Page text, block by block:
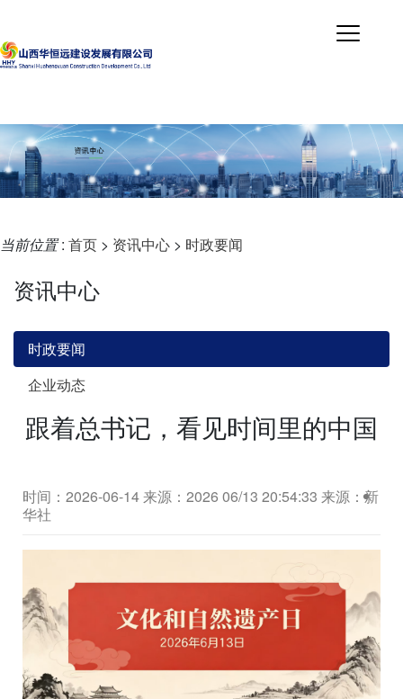
当前位置: 首页 > 资讯中心 > 时政要闻
资讯中心
时政要闻
企业动态
跟着总书记，看见时间里的中国
时间：2026-06-14来源：2026 06/13 20:54:33 来源：新
华社